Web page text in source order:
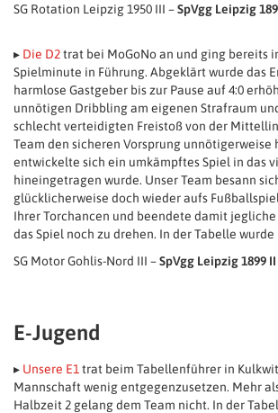
SG Rotation Leipzig 1950 III –SpVgg Leipzig
▸ Die D2trat bei MoGoNo an und ging bereits
Spielminute in Führung. Abgeklärt wurde das
harmlose Gastgeber bis zur Pause auf 4:0
unnötigen Dribbling am eigenen Strafraum
schlecht verteidigten Freistoß von der
Team den sicheren Vorsprung unnötigerweise
entwickelte sich ein umkämpftes Spiel in das
hineingetragen wurde. Unser Team besann
glücklicherweise doch wieder aufs
Ihrer Torchancen und beendete damit
das Spiel noch zu drehen. In der Tabelle
SG Motor Gohlis-Nord III –SpVgg Leipzig 1899 II
E-Jugend
▸ Unsere E1 trat beim Tabellenführer in
Mannschaft wenig entgegenzusetzen. Mehr
Halbzeit 2 gelang dem Team nicht. In der